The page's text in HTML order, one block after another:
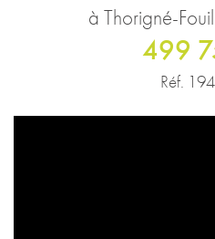
à Thorigné-
499
Réf.